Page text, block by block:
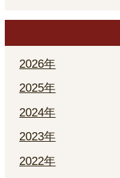
2026年
2025年
2024年
2023年
2022年